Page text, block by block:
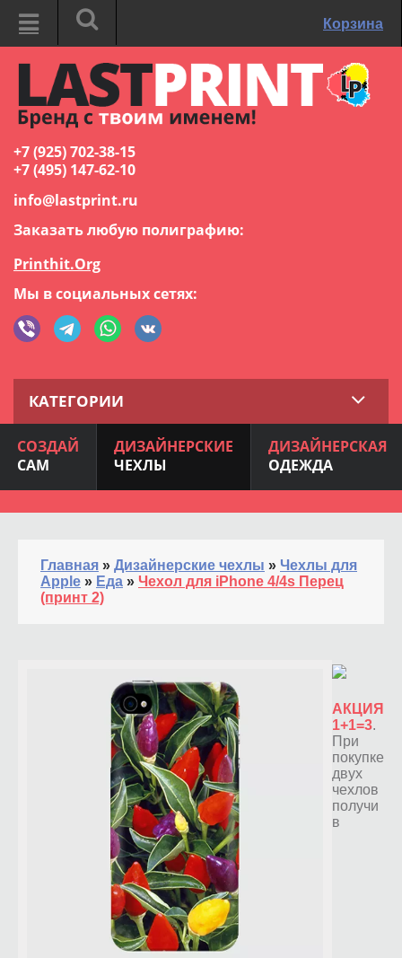
Корзина
+7 (925) 702-38-15
+7 (495) 147-62-10
info@lastprint.ru
Заказать любую полиграфию:
Printhit.Org
Мы в социальных сетях:
КАТЕГОРИИ
СОЗДАЙ
САМ
ДИЗАЙНЕРСКИЕ
ЧЕХЛЫ
ДИЗАЙНЕРСКАЯ
ОДЕЖДА
Главная » Дизайнерские чехлы » Чехлы для
Apple » Еда » Чехол для iPhone 4/4s Перец
(принт 2)
АКЦИЯ
1+1=3.
При
покупке
двух
чехлов
получи
в